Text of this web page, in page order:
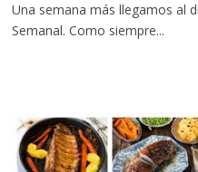
Una semana más llegamos al
Semanal. Como siempre...